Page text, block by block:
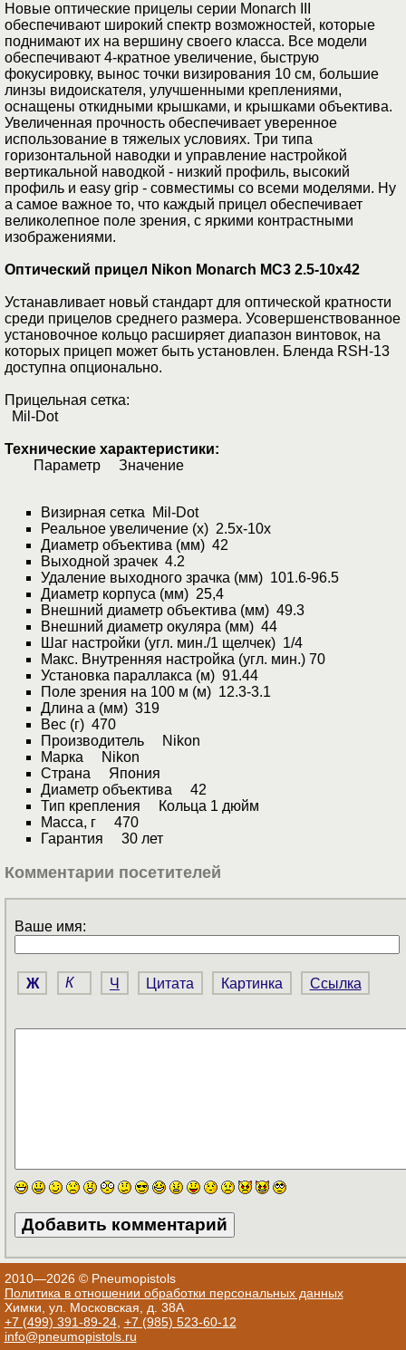
Новые оптические прицелы серии Monarch III
обеспечивают широкий спектр возможностей, которые
поднимают их на вершину своего класса. Все модели
обеспечивают 4-кратное увеличение, быструю
фокусировку, вынос точки визирования 10 см, большие
линзы видоискателя, улучшенными креплениями,
оснащены откидными крышками, и крышками объектива.
Увеличенная прочность обеспечивает уверенное
использование в тяжелых условиях. Три типа
горизонтальной наводки и управление настройкой
вертикальной наводкой - низкий профиль, высокий
профиль и easy grip - совместимы со всеми моделями. Ну
а самое важное то, что каждый прицел обеспечивает
великолепное поле зрения, с яркими контрастными
изображениями.
Оптический прицел Nikon Monarch MC3 2.5-10x42
Устанавливает новьй стандарт для оптической кратности
среди прицелов среднего размера. Усовершенствованное
установочное кольцо расширяет диапазон винтовок, на
которых прицеп может быть установлен. Бленда RSH-13
доступна опционально.
Прицельная сетка:
Mil-Dot
Технические характеристики:
Параметр Значение
Визирная сетка Mil-Dot
Реальное увеличение (x) 2.5x-10x
Диаметр объектива (мм) 42
Выходной зрачек 4.2
Удаление выходного зрачка (мм) 101.6-96.5
Диаметр корпуса (мм) 25,4
Внешний диаметр объектива (мм) 49.3
Внешний диаметр окуляра (мм) 44
Шаг настройки (угл. мин./1 щелчек) 1/4
Макс. Внутренняя настройка (угл. мин.) 70
Установка параллакса (м) 91.44
Поле зрения на 100 м (м) 12.3-3.1
Длина а (мм) 319
Вес (г) 470
Производитель Nikon
Марка Nikon
Страна Япония
Диаметр объектива 42
Тип крепления Кольца 1 дюйм
Масса, г 470
Гарантия 30 лет
Комментарии посетителей
Ваше имя:
Ж К Ч Цитата Картинка Ссылка
2010—2026 © Pneumopistols
Политика в отношении обработки персональных данных
Химки, ул. Московская, д. 38А
+7 (499) 391-89-24, +7 (985) 523-60-12
info@pneumopistols.ru